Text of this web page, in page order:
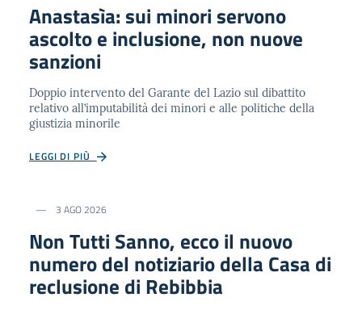
Anastasìa: sui minori servono
ascolto e inclusione, non nuove
sanzioni
Doppio intervento del Garante del Lazio sul dibattito
relativo all’imputabilità dei minori e alle politiche della
giustizia minorile
LEGGI DI PIÙ
3 AGO 2026
Non Tutti Sanno, ecco il nuovo
numero del notiziario della Casa di
reclusione di Rebibbia